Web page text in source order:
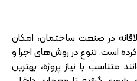
در صنعت ساختمان، امکان
کرده است. تنوع در روش‌های اجرا و
متناسب با نیاز پروژه، بهترین